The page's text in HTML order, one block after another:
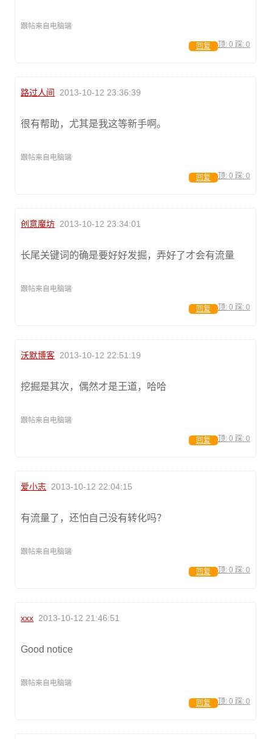
跟帖来自电脑端
顶: 0 踩: 0
回复
路过人间 2013-10-12 23:36:39
很有帮助，尤其是我这等新手啊。
跟帖来自电脑端
顶: 0 踩: 0
回复
创意魔坊 2013-10-12 23:34:01
长尾关键词的确是要好好发掘，弄好了才会有流量
跟帖来自电脑端
顶: 0 踩: 0
回复
沃默博客 2013-10-12 22:51:19
挖掘是其次，偶然才是王道，哈哈
跟帖来自电脑端
顶: 0 踩: 0
回复
爱小志 2013-10-12 22:04:15
有流量了，还怕自己没有转化吗？
跟帖来自电脑端
顶: 0 踩: 0
回复
xxx 2013-10-12 21:46:51
Good notice
跟帖来自电脑端
顶: 0 踩: 0
回复